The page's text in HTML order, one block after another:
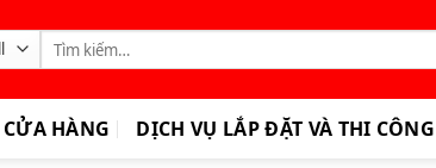
Tìm
kiếm:
CỬA HÀNG DỊCH VỤ LẮP ĐẶT VÀ THI CÔNG